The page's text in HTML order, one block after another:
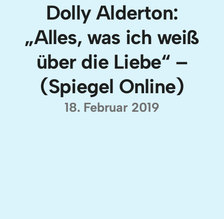
Dolly Alderton:
„Alles, was ich weiß
über die Liebe“ –
(Spiegel Online)
18. Februar 2019